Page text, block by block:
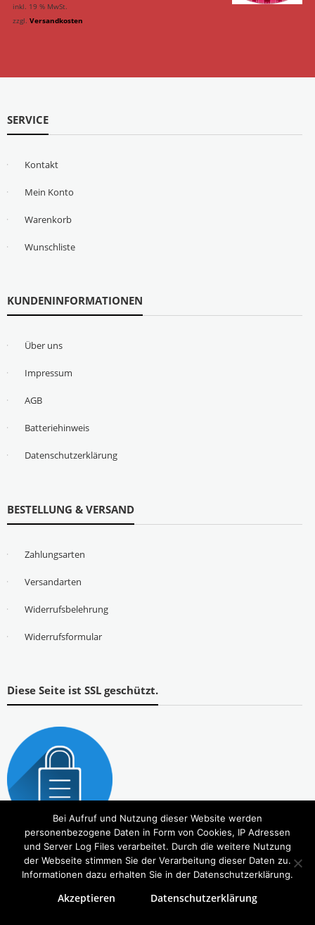
inkl. 19 % MwSt.
zzgl. Versandkosten
SERVICE
Kontakt
Mein Konto
Warenkorb
Wunschliste
KUNDENINFORMATIONEN
Über uns
Impressum
AGB
Batteriehinweis
Datenschutzerklärung
BESTELLUNG & VERSAND
Zahlungsarten
Versandarten
Widerrufsbelehrung
Widerrufsformular
Diese Seite ist SSL geschützt.
Copyright © 2026Tierbedarf – bvl-Shop . Alle Rechte vorbehalten. Theme:eStorevon ThemeGrill.
Bei Aufruf und Nutzung dieser Website werden
personenbezogene Daten in Form von Cookies, IP Adressen
und Server Log Files verarbeitet. Durch die weitere Nutzung
der Webseite stimmen Sie der Verarbeitung dieser Daten zu.
Informationen dazu erhalten Sie in der Datenschutzerklärung.
Akzeptieren Datenschutzerklärung